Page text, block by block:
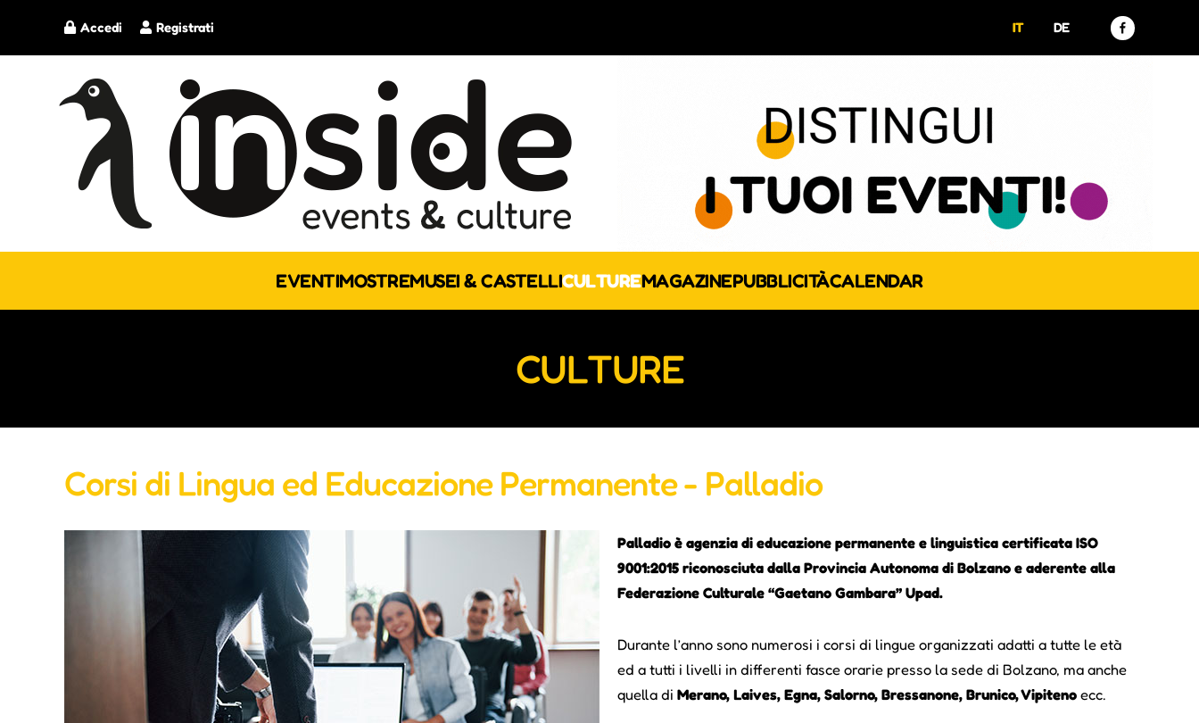
Registrati
Accedi IT DE
EVENTIMOSTREMUSEI & CASTELLICULTUREMAGAZINEPUBBLICITÀCALENDAR
CULTURE
Corsi di Lingua ed Educazione Permanente - Palladio
Palladio è agenzia di educazione permanente e linguistica certificata ISO
9001:2015 riconosciuta dalla Provincia Autonoma di Bolzano e aderente alla
Federazione Culturale “Gaetano Gambara” Upad.
Durante l’anno sono numerosi i corsi di lingue organizzati adatti a tutte le età
ed a tutti i livelli in differenti fasce orarie presso la sede di Bolzano, ma anche
quella di Merano, Laives, Egna, Salorno, Bressanone, Brunico, Vipiteno ecc.